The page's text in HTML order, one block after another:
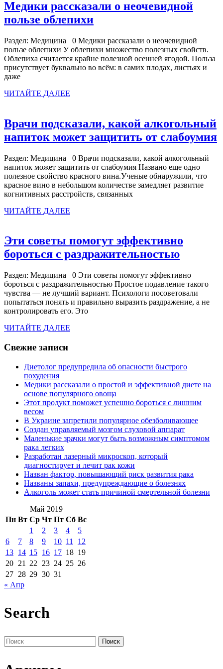
Медики рассказали о неочевидной
пользе облепихиМедики
о
неочевидной
пользе
Раздел: Медицина 0 Медики рассказали о неочевидной
пользе облепихи У облепихи множество полезных свойств.
Облепиха считается крайне полезной осенней ягодой. Польза
присутствует буквально во всём: в самих плодах, листьях и
даже
ЧИТАЙТЕ ДАЛЕЕ
Врачи подсказали, какой алкогольный
напиток может защитить от слабоумия
Раздел: Медицина 0 Врачи подсказали, какой алкогольный
напиток может защитить от слабоумия Названо еще одно
полезное свойство красного вина.Ученые обнаружили, что
красное вино в небольшом количестве замедляет развитие
когнитивных расстройств, связанных
ЧИТАЙТЕ ДАЛЕЕ
Эти советы помогут эффективно
бороться с раздражительностьюЭти
помогут
Раздел: Медицина 0 Эти советы помогут эффективно
бороться с раздражительностью Простое подавление такого
чувства — не лучший вариант. Психологи посоветовали
попытаться понять и правильно выразить раздражение, а не
контролировать его. Это
ЧИТАЙТЕ ДАЛЕЕ
Свежие записи
Диетолог предупредила об опасности быстрого
похудения
Медики рассказали о простой и эффективной диете на
основе популярного овоща
Этот продукт поможет успешно бороться с лишним
весом
В Украине запретили популярное обезболивающее
Создан управляемый мозгом слуховой аппарат
Маленькие зрачки могут быть возможным симптомом
рака легких
Разработан лазерный микроскоп, который
диагностирует и лечит рак кожи
Назван фактор, повышающий риск развития рака
Названы запахи, предупреждающие о болезнях
Алкоголь может стать причиной смертельной болезни
Май 2019
Пн Вт Ср Чт Пт Сб Вс
1
2 3 4
5
6
7 8 9 10 11
12
13 14 15 16 17 18 19
20 21 22 23 24 25 26
27 28 29 30 31
« Апр
Search
Поиск
по: